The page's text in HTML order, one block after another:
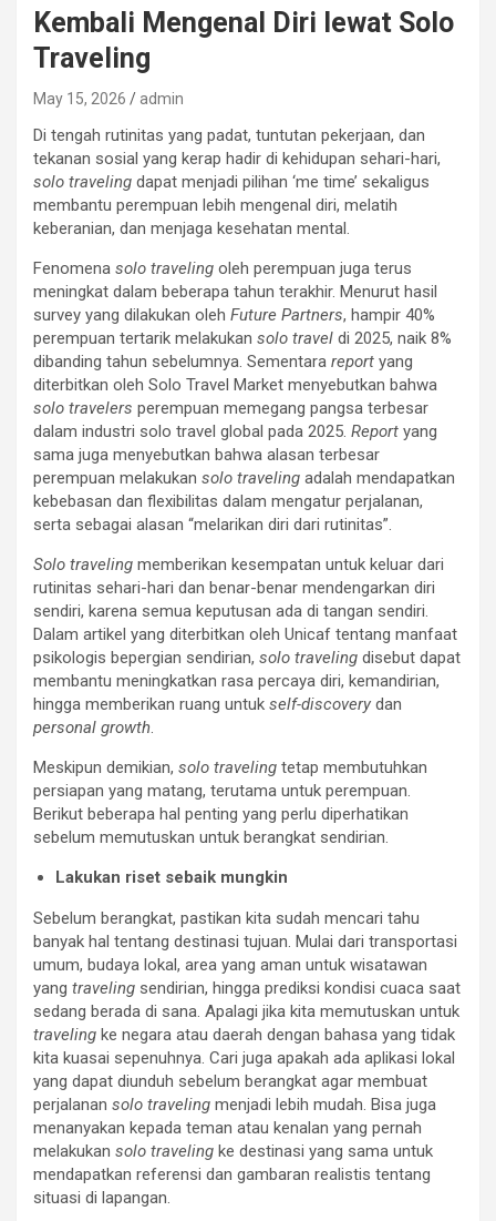
Kembali Mengenal Diri lewat Solo
Traveling
May 15, 2026 admin
Di tengah rutinitas yang padat, tuntutan pekerjaan, dan
tekanan sosial yang kerap hadir di kehidupan sehari-hari,
solo traveling dapat menjadi pilihan ‘me time’ sekaligus
membantu perempuan lebih mengenal diri, melatih
keberanian, dan menjaga kesehatan mental.
Fenomena solo traveling oleh perempuan juga terus
meningkat dalam beberapa tahun terakhir. Menurut hasil
survey yang dilakukan oleh Future Partners, hampir 40%
perempuan tertarik melakukan solo travel di 2025, naik 8%
dibanding tahun sebelumnya. Sementara report yang
diterbitkan oleh Solo Travel Market menyebutkan bahwa
solo travelers perempuan memegang pangsa terbesar
dalam industri solo travel global pada 2025. Report yang
sama juga menyebutkan bahwa alasan terbesar
perempuan melakukan solo traveling adalah mendapatkan
kebebasan dan flexibilitas dalam mengatur perjalanan,
serta sebagai alasan “melarikan diri dari rutinitas”.
Solo traveling memberikan kesempatan untuk keluar dari
rutinitas sehari-hari dan benar-benar mendengarkan diri
sendiri, karena semua keputusan ada di tangan sendiri.
Dalam artikel yang diterbitkan oleh Unicaf tentang manfaat
psikologis bepergian sendirian, solo traveling disebut dapat
membantu meningkatkan rasa percaya diri, kemandirian,
hingga memberikan ruang untuk self-discovery dan
personal growth.
Meskipun demikian, solo traveling tetap membutuhkan
persiapan yang matang, terutama untuk perempuan.
Berikut beberapa hal penting yang perlu diperhatikan
sebelum memutuskan untuk berangkat sendirian.
Lakukan riset sebaik mungkin
Sebelum berangkat, pastikan kita sudah mencari tahu
banyak hal tentang destinasi tujuan. Mulai dari transportasi
umum, budaya lokal, area yang aman untuk wisatawan
yang traveling sendirian, hingga prediksi kondisi cuaca saat
sedang berada di sana. Apalagi jika kita memutuskan untuk
traveling ke negara atau daerah dengan bahasa yang tidak
kita kuasai sepenuhnya. Cari juga apakah ada aplikasi lokal
yang dapat diunduh sebelum berangkat agar membuat
perjalanan solo traveling menjadi lebih mudah. Bisa juga
menanyakan kepada teman atau kenalan yang pernah
melakukan solo traveling ke destinasi yang sama untuk
mendapatkan referensi dan gambaran realistis tentang
situasi di lapangan.